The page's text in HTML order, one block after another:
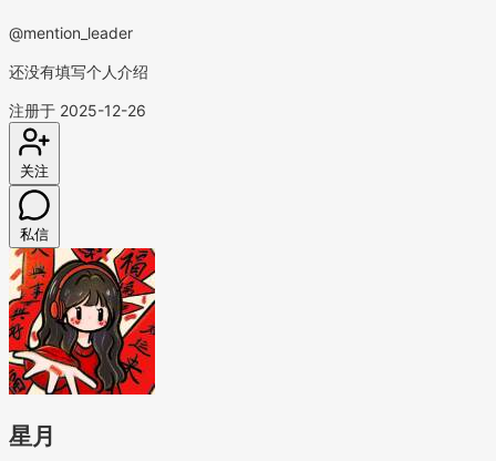
@mention_leader
还没有填写个人介绍
注册于 2025-12-26
关注
私信
星月